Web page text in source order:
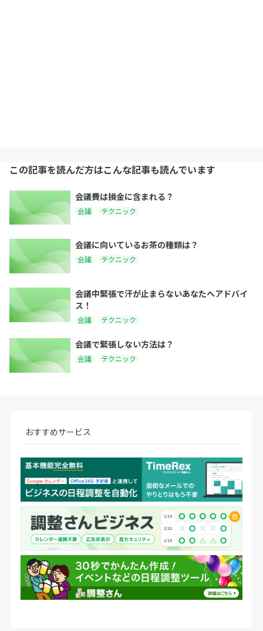
この記事を読んだ方はこんな記事も読んでいます
会議費は損金に含まれる？
会議 テクニック
会議に向いているお茶の種類は？
会議 テクニック
会議中緊張で汗が止まらないあなたへアドバイ
ス！
会議 テクニック
会議で緊張しない方法は？
会議 テクニック
おすすめサービス